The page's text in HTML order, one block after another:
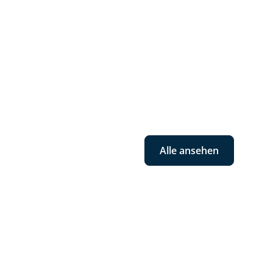
Alle ansehen